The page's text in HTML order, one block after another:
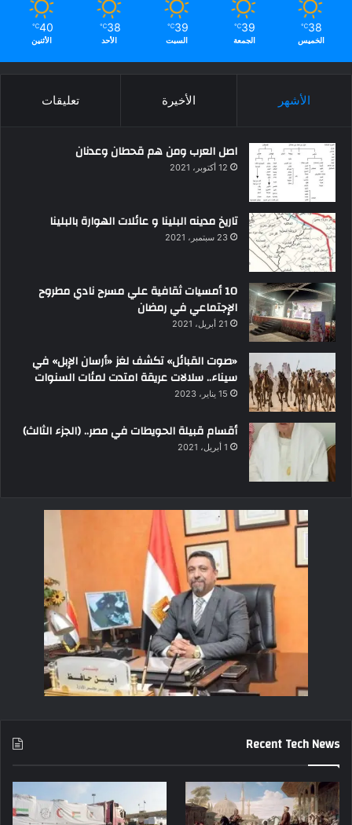
38
℃
الخميس
39
℃
الجمعة
39
℃
السبت
38
℃
الأحد
40
℃
الأثنين
الأشهر الأخيرة تعليقات
اصل العرب ومن هم قحطان وعدنان
12 أكتوبر، 2021
تاريخ مدينه البلينا و عائلات الهوارة بالبلينا
23 سبتمبر، 2021
10 أمسيات ثقافية علي مسرح نادي مطروح
الإجتماعي في رمضان
21 أبريل، 2021
«صوت القبائل» تكشف لغز «أرسان الإبل» في
سيناء.. سلالات عريقة امتدت لمئات السنوات
15 يناير، 2023
أقسام قبيلة الحويطات في مصر.. (الجزء الثالث)
1 أبريل، 2021
Recent Tech News